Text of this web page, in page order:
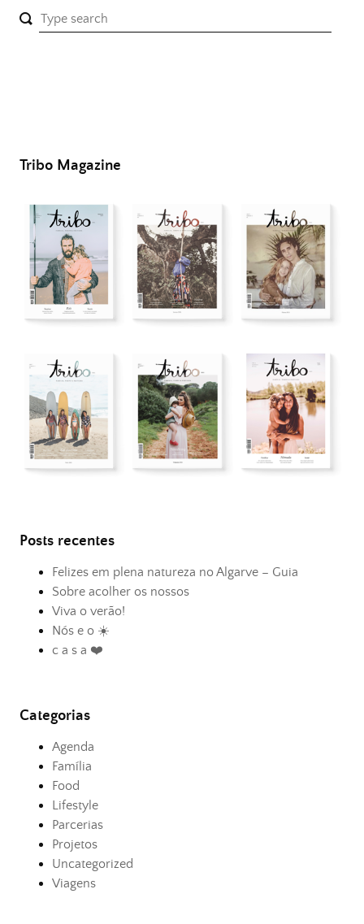
Tribo Magazine
Posts recentes
Felizes em plena natureza no Algarve – Guia
Sobre acolher os nossos
Viva o verão!
Nós e o ☀️
c a s a ❤️
Categorias
Agenda
Família
Food
Lifestyle
Parcerias
Projetos
Uncategorized
Viagens